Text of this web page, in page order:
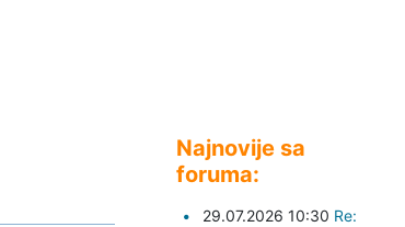
Najnovije sa
foruma:
29.07.2026 10:30 Re: